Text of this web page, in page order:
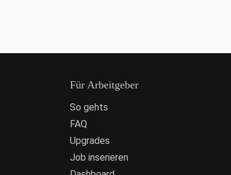
Für Arbeitgeber
So gehts
FAQ
Upgrades
Job inserieren